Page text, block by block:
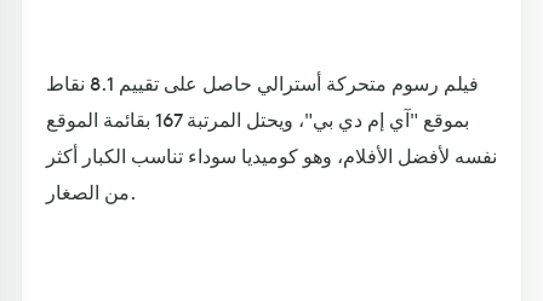
فيلم رسوم متحركة أسترالي حاصل على تقييم 8.1 نقاط
بموقع "آي إم دي بي"، ويحتل المرتبة 167 بقائمة الموقع
نفسه لأفضل الأفلام، وهو كوميديا سوداء تناسب الكبار أكثر
من الصغار.